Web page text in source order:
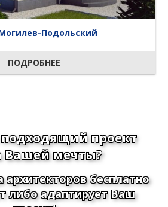
Могилев-Подольский
ПОДРОБНЕЕ
проект
Вашей мечты?
бесплатно
либо адаптирует Ваш